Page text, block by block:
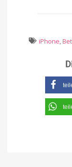
iPhone,